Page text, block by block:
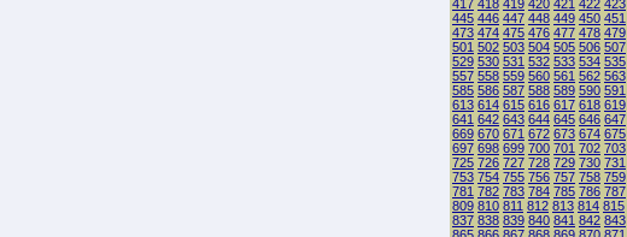
417 418 419 420 421 422 423
445 446 447 448 449 450 451
473 474 475 476 477 478 479
501 502 503 504 505 506 507
529 530 531 532 533 534 535
557 558 559 560 561 562 563
585 586 587 588 589 590 591
613 614 615 616 617 618 619
641 642 643 644 645 646 647
669 670 671 672 673 674 675
697 698 699 700 701 702 703
725 726 727 728 729 730 731
753 754 755 756 757 758 759
781 782 783 784 785 786 787
809 810 811 812 813 814 815
837 838 839 840 841 842 843